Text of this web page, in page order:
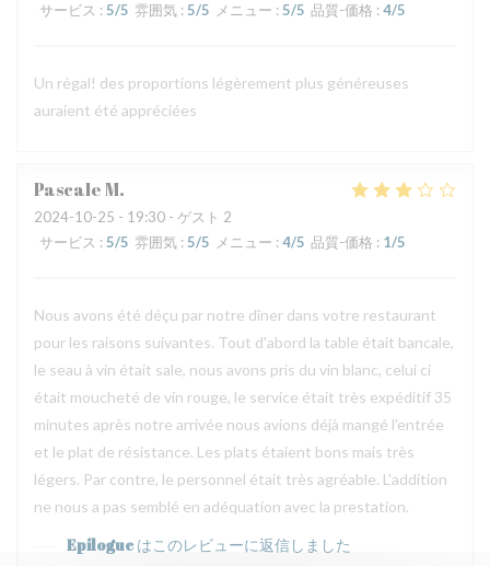
サービス : 5/5 雰囲気 : 5/5 メニュー : 5/5 品質-価格 : 4/5
Un régal! des proportions légèrement plus généreuses
auraient été appréciées
PascaleM
2024-10-25 - 19:30 - ゲスト 2
サービス : 5/5 雰囲気 : 5/5 メニュー : 4/5 品質-価格 : 1/5
Nous avons été déçu par notre dîner dans votre restaurant
pour les raisons suivantes. Tout d'abord la table était bancale,
le seau à vin était sale, nous avons pris du vin blanc, celui ci
était moucheté de vin rouge, le service était très expéditif 35
minutes après notre arrivée nous avions déjà mangé l'entrée
et le plat de résistance. Les plats étaient bons mais très
légers. Par contre, le personnel était très agréable. L'addition
ne nous a pas semblé en adéquation avec la prestation.
Epilogue はこのレビューに返信しました